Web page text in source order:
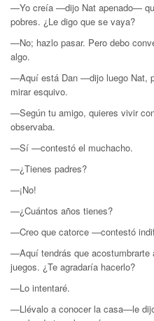
—Yo creía —dijo Nat apenado—
pobres. ¿Le digo que se vaya?
—No; hazlo pasar. Pero debo
algo.
—Aquí está Dan —dijo luego Nat,
mirar esquivo.
—Según tu amigo, quieres vivir
observaba.
—Sí —contestó el muchacho.
—¿Tienes padres?
—¡No!
—¿Cuántos años tienes?
—Creo que catorce —contestó
—Aquí tendrás que acostumbrarte
juegos. ¿Te agradaría hacerlo?
—Lo intentaré.
—Llévalo a conocer la casa—le